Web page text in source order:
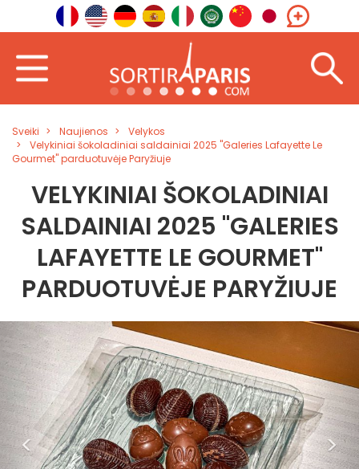
Sveiki Naujienos
Velykos
Velykiniai šokoladiniai saldainiai 2025 "Galeries Lafayette Le
Gourmet" parduotuvėje Paryžiuje
VELYKINIAI ŠOKOLADINIAI
SALDAINIAI 2025 "GALERIES
LAFAYETTE LE GOURMET"
PARDUOTUVĖJE PARYŽIUJE
< >